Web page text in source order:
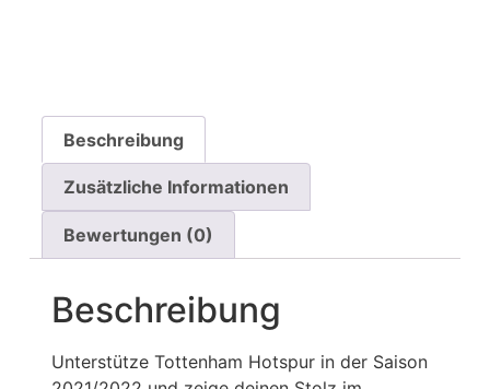
Beschreibung
Zusätzliche Informationen
Bewertungen (0)
Beschreibung
Unterstütze Tottenham Hotspur in der Saison